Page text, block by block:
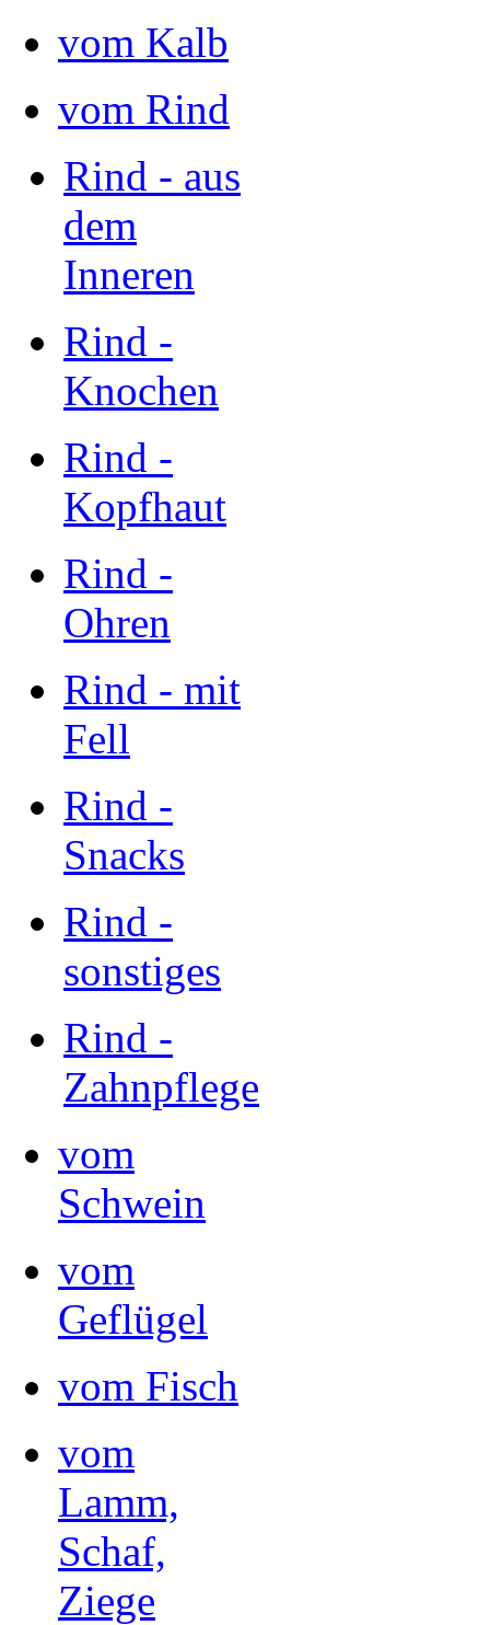
vom Kalb
vom Rind
Rind - aus
dem
Inneren
Rind -
Knochen
Rind -
Kopfhaut
Rind -
Ohren
Rind - mit
Fell
Rind -
Snacks
Rind -
sonstiges
Rind -
Zahnpflege
vom
Schwein
vom
Geflügel
vom Fisch
vom
Lamm,
Schaf,
Ziege